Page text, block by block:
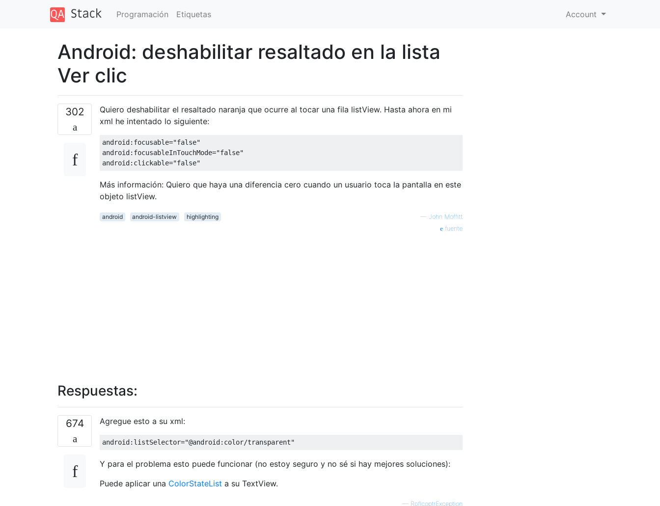
Programación Etiquetas Account
Android: deshabilitar resaltado en la lista
Ver clic
302
Quiero deshabilitar el resaltado naranja que ocurre al tocar una fila listView. Hasta ahora en mi
xml he intentado lo siguiente:
android: focusable="false"
android: focusableInTouchMode="false"
android: clickable="false"
Más información: Quiero que haya una diferencia cero cuando un usuario toca la pantalla en este
objeto listView.
android android-listview highlighting — John Moffitt
fuente
Respuestas:
674 Agregue esto a su xml:
android: listSelector="@android:color/transparent"
Y para el problema esto puede funcionar (no estoy seguro y no sé si hay mejores soluciones):
Puede aplicar una ColorStateList a su TextView.
— RoflcoptrException